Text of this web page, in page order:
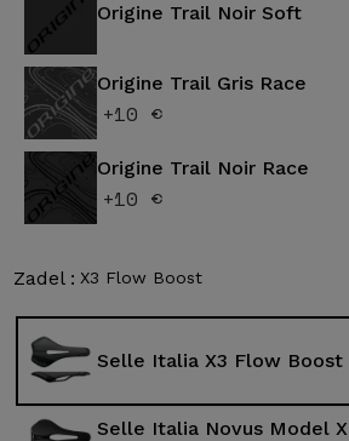
Origine Trail Noir Soft
Origine Trail Gris Race
+10 €
Origine Trail Noir Race
+10 €
Zadel : X3 Flow Boost
Selle Italia X3 Flow Boost
Selle Italia Novus Model X